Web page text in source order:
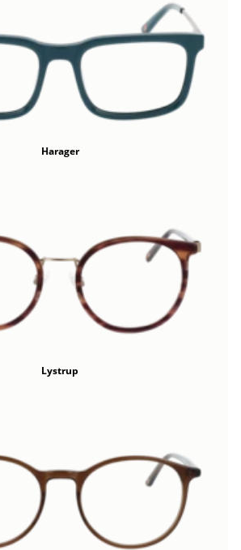
Harager
Lystrup